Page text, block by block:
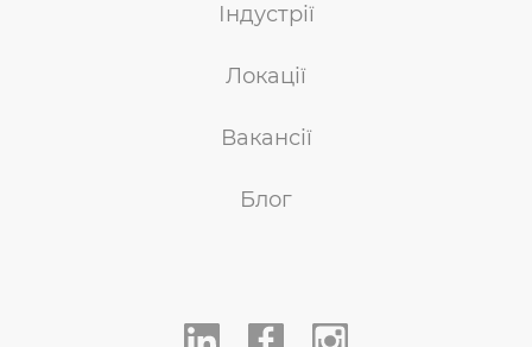
Індустрії
Локації
Вакансії
Блог